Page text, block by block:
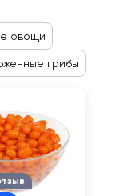
овощи
грибы